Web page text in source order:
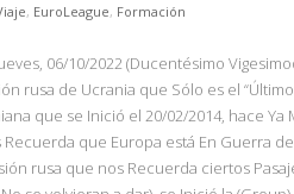
, EuroLeague, Formación
06/10/2022 (Ducentésimo
rusa de Ucrania que Sólo es el
que se Inició el 20/02/2014, hace Ya
que Europa está En Guerra
rusa que nos Recuerda ciertos